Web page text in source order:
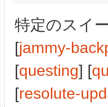
特定のスイ
[jammy-
[questing] [
[resolute-